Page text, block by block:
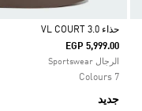
Selected
حذاء VL COURT 3.0
EGP 5,999.00
الرجال Sportswear
7 Colours
جديد